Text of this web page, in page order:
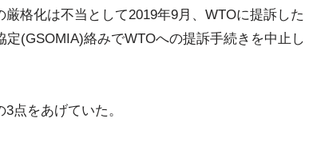
格化は不当として2019年9月、WTOに提訴した
(GSOMIA)絡みでWTOへの提訴手続きを中止し
点をあげていた。